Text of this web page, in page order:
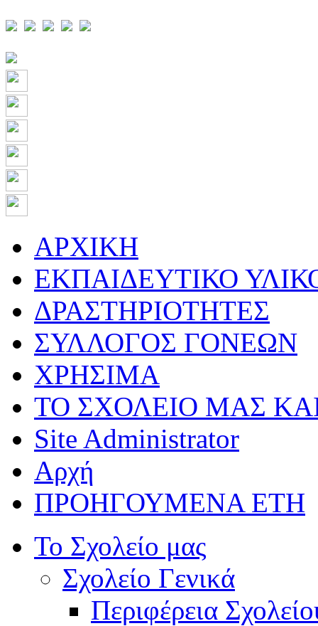
ΑΡΧΙΚΗ
ΕΚΠΑΙΔΕΥΤΙΚΟ
ΔΡΑΣΤΗΡΙΟΤΗΤΕΣ
ΣΥΛΛΟΓΟΣ ΓΟΝΕΩΝ
ΧΡΗΣΙΜΑ
ΤΟ ΣΧΟΛΕΙΟ ΜΑΣ
Site Administrator
Αρχή
ΠΡΟΗΓΟΥΜΕΝΑ ΕΤΗ
Το Σχολείο μας
Σχολείο Γενικά
Περιφέρεια